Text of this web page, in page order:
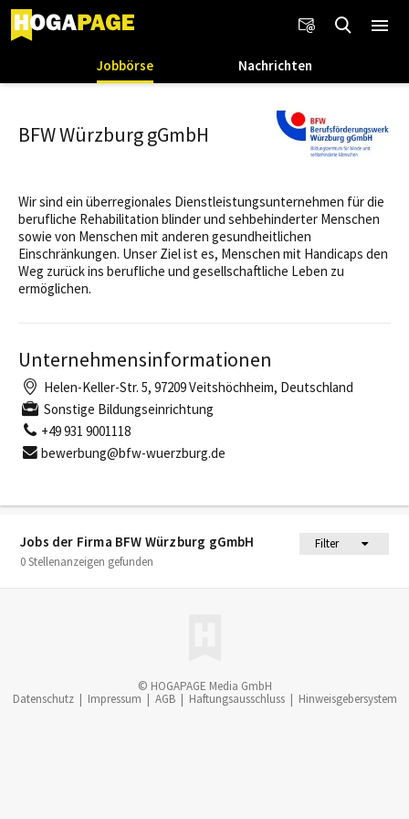
Jobbörse Nachrichten
Jobs der Firma BFW Würzburg gGmbH
Filter
0 Stellenanzeigen gefunden
BFW Würzburg gGmbH
Wir sind ein überregionales Dienstleistungsunternehmen für die
berufliche Rehabilitation blinder und sehbehinderter Menschen
sowie von Menschen mit anderen gesundheitlichen
Einschränkungen. Unser Ziel ist es, Menschen mit Handicaps den
Weg zurück ins berufliche und gesellschaftliche Leben zu
ermöglichen.
Unternehmensinformationen
Helen-Keller-Str. 5, 97209 Veitshöchheim, Deutschland
Sonstige Bildungseinrichtung
+49 931 9001118
bewerbung@bfw-wuerzburg.de
© HOGAPAGE Media GmbH
Datenschutz | Impressum | AGB | Haftungsausschluss | Hinweisgebersystem